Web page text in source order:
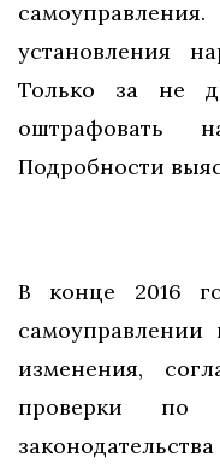
установления
Только за не
оштрафовать
Подробности
В конце 2016
изменения,
проверки по